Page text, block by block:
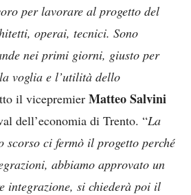
per lavorare al progetto del
operai, tecnici. Sono
nei primi giorni, giusto per
voglia e l’utilità dello
il vicepremier Matteo Salvini
dell’economia di Trento. “La
scorso ci fermò il progetto perché
abbiamo approvato un
integrazione, si chiederà poi il